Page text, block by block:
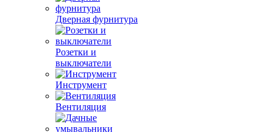
Дверная фурнитура
Розетки и
выключатели
Инструмент
Вентиляция